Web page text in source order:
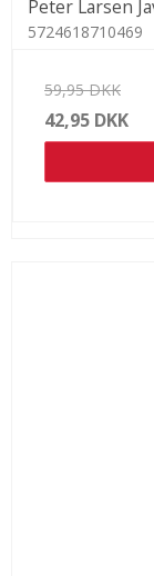
Peter Larsen
5724618710469
59,95 DKK
42,95 DKK